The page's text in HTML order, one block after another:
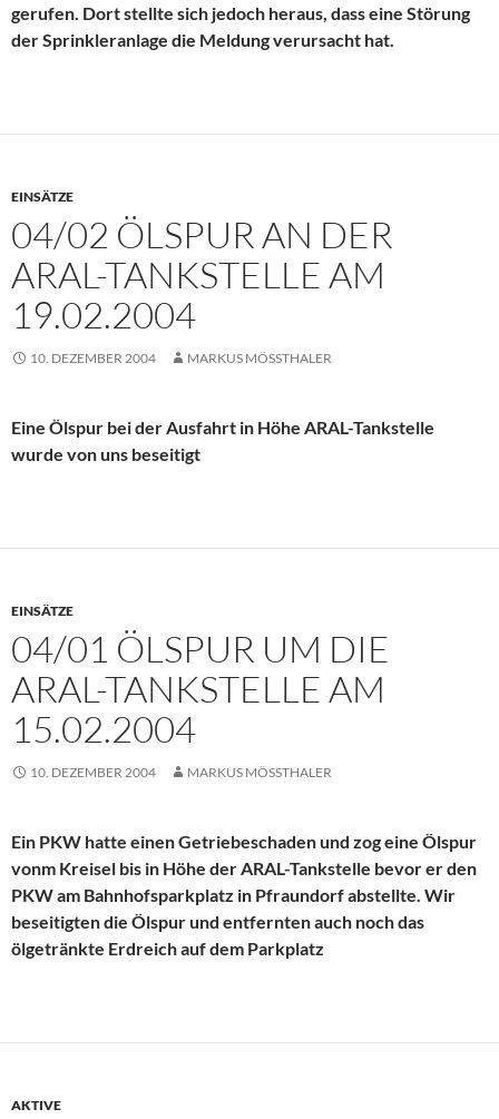
gerufen. Dort stellte sich jedoch heraus, dass eine Störung
der Sprinkleranlage die Meldung verursacht hat.
EINSÄTZE
04/02 ÖLSPUR AN DER
ARAL-TANKSTELLE AM
19.02.2004
10. DEZEMBER 2004 MARKUS MÖSSTHALER
Eine Ölspur bei der Ausfahrt in Höhe ARAL-Tankstelle
wurde von uns beseitigt
EINSÄTZE
04/01 ÖLSPUR UM DIE
ARAL-TANKSTELLE AM
15.02.2004
10. DEZEMBER 2004 MARKUS MÖSSTHALER
Ein PKW hatte einen Getriebeschaden und zog eine Ölspur
vonm Kreisel bis in Höhe der ARAL-Tankstelle bevor er den
PKW am Bahnhofsparkplatz in Pfraundorf abstellte. Wir
beseitigten die Ölspur und entfernten auch noch das
ölgetränkte Erdreich auf dem Parkplatz
AKTIVE